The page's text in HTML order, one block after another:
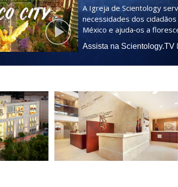
A Igreja de Scientology
necessidades dos
México e ajuda‑os a
Assista na Scientology.TV